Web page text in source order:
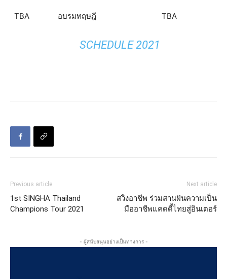
TBA อบรมทฤษฎี TBA
SCHEDULE 2021
Previous article
1st SINGHA Thailand
Champions Tour 2021
Next article
สวิงอาชีพ ร่วมสานฝันความเป็น
มืออาชีพแคดดี้ไทยสู่อินเตอร์
- ผู้สนับสนุนอย่างเป็นทางการ -